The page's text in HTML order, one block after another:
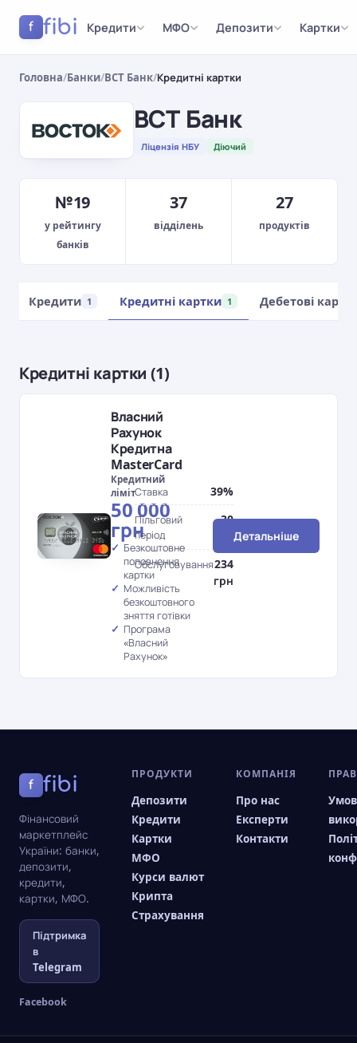
f fibi Кредити МФО Депозити Картки
Головна/Банки/ВСТ Банк/Кредитні картки
ВСТ Банк
Ліцензія НБУ Діючий
№19
у рейтингу
банків
37
відділень
27
продуктів
Кредити 1 Кредитні картки 1 Дебетові
Кредитні картки (1)
Власний
Рахунок
Кредитна
MasterCard
Кредитний
ліміт
50 000
грн
Безкоштовне
поповнення
картки
Можливість
безкоштовного
зняття готівки
Програма
«Власний
Рахунок»
Ставка 39%
Пільговий
період
30
дн.
Обслуговування234
грн
Детальніше
f fibi
Фінансовий
маркетплейс
України: банки,
депозити,
кредити,
картки, МФО.
Підтримка
в
Telegram
Facebook
ПРОДУКТИ
Депозити
Кредити
Картки
МФО
Курси валют
Крипта
Страхування
КОМПАНІЯ
Про нас
Експерти
Контакти